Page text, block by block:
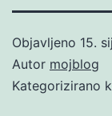
Objavljeno 15.
Autor mojblog
Kategorizirano